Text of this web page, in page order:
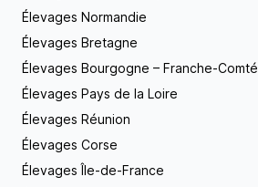
Élevages Normandie
Élevages Bretagne
Élevages Bourgogne – Franche-Comté
Élevages Pays de la Loire
Élevages Réunion
Élevages Corse
Élevages Île-de-France